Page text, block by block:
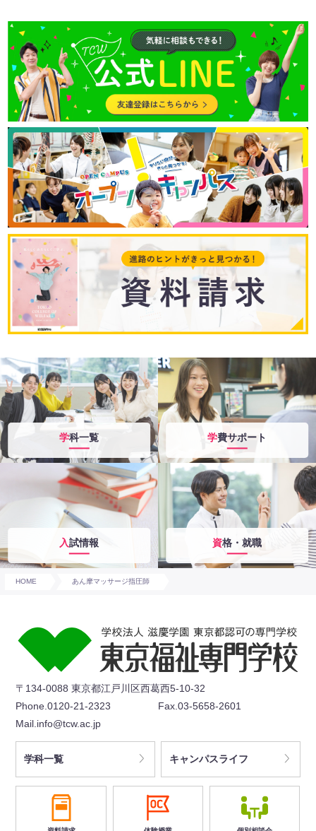
学科一覧 学費サポート
入試情報 資格・就職
HOME あん摩マッサージ指圧師
〒134-0088 東京都江戸川区西葛西5-10-32
Phone.0120-21-2323
Fax.03-5658-2601
Mail.info@tcw.ac.jp
学科一覧 キャンパスライフ